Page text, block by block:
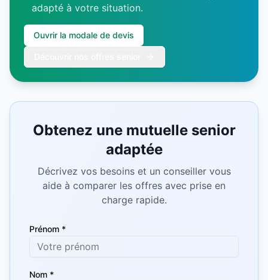
adapté à votre situation.
Ouvrir la modale de devis
Obtenez une mutuelle senior
adaptée
Décrivez vos besoins et un conseiller vous
aide à comparer les offres avec prise en
charge rapide.
Prénom *
Nom *